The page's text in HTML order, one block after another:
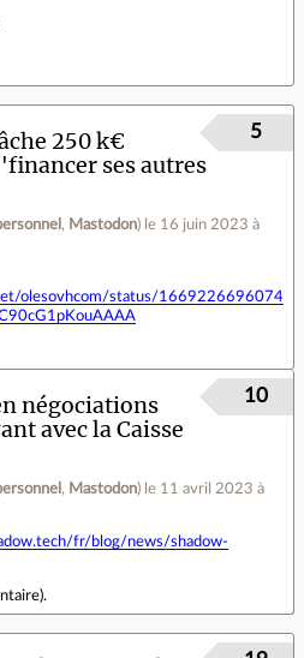
250 k€
ses autres
, Mastodon) le 16 juin 2023 à
5
olesovhcom/status/
négociations
avec la Caisse
, Mastodon) le 11 avril 2023 à
10
fr/blog/news/shadow-
).